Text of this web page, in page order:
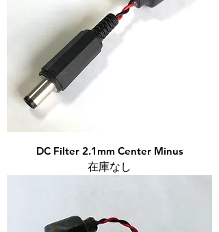
DC Filter 2.1mm Center Minus
在庫なし